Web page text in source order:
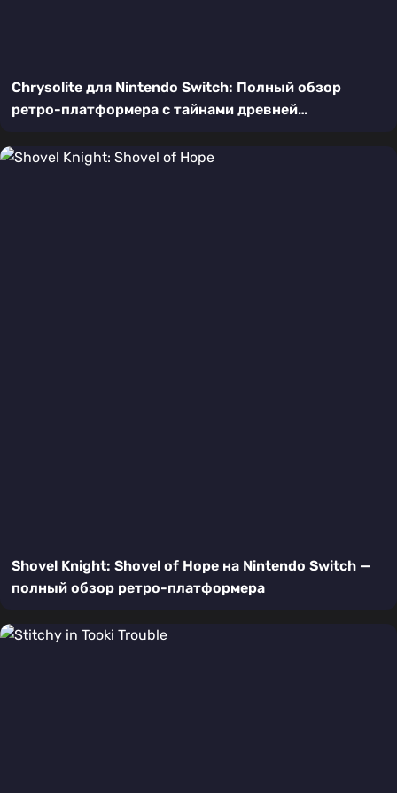
Chrysolite для Nintendo Switch: Полный обзор
ретро-платформера с тайнами древней
Shovel Knight: Shovel of Hope на Nintendo Switch —
полный обзор ретро-платформера